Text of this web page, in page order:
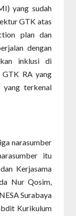
yang sudah
GTK atas
plan dan
dengan
inklusi di
GTK RA yang
yang terkenal
narasumber
itu
Kerjasama
Nur Qosim,
Surabaya
Kurikulum